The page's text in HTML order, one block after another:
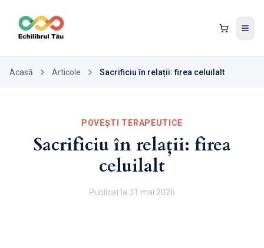
Acasă Articole Sacrificiu în relații: firea celuilalt
POVEȘTI TERAPEUTICE
Sacrificiu în relații: firea
celuilalt
Publicat la 31 mai 2026